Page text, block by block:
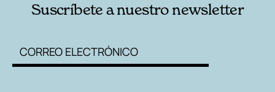
Suscríbete a nuestro newsletter